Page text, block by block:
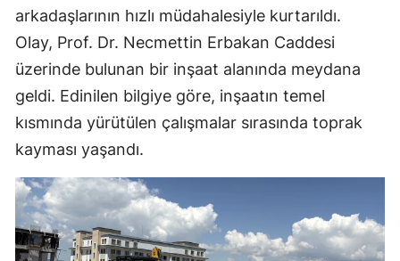
Giresun
Hakkari
Hatay
İstanbul
arkadaşlarının hızlı müdahalesiyle kurtarıldı.
Olay, Prof. Dr. Necmettin Erbakan Caddesi
üzerinde bulunan bir inşaat alanında meydana
geldi. Edinilen bilgiye göre, inşaatın temel
kısmında yürütülen çalışmalar sırasında toprak
kayması yaşandı.